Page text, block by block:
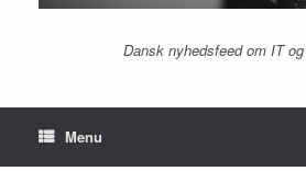
Dansk nyhedsfeed om IT
Menu